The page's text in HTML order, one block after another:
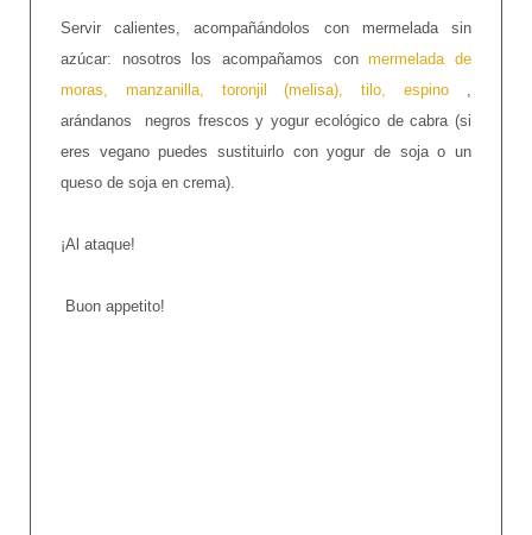
Servir calientes, acompañándolos con mermelada sin
azúcar: nosotros los acompañamos conmermelada de
moras, manzanilla, toronjil (melisa), tilo, espino ,
arándanos negros frescos y yogur ecológico de cabra (si
eres vegano puedes sustituirlo con yogur de soja o un
queso de soja en crema).
¡Al ataque!
Buon appetito!